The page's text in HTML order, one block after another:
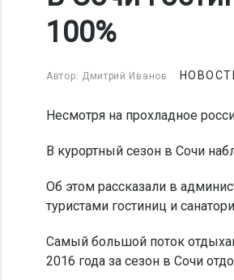
100%
Автор: Дмитрий Иванов
Несмотря на прохладное
В курортный сезон в Сочи
Об этом рассказали в
туристами гостиниц и
Самый большой поток
2016 года за сезон в Сочи